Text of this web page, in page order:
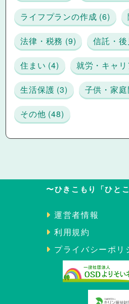
ライフプランの作成 (6)
法律・税務 (9) 信託・
住まい (4) 就労・キャ
生活保護 (3) 子供・家
その他 (48)
〜ひきこもり「ひと
運営者情報
利用規約
プライバシーポリ